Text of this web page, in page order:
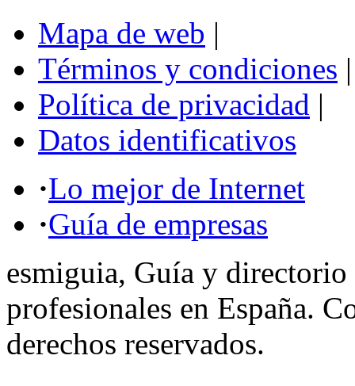
Mapa de web |
Términos y condiciones |
Política de privacidad |
Datos identificativos
·Lo mejor de Internet
·Guía de empresas
esmiguia, Guía y directorio
profesionales en España.
derechos reservados.